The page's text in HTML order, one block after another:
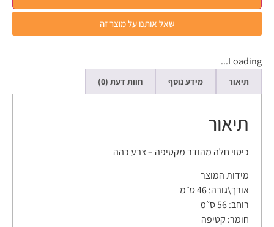
שאל אותנו על מוצר זה
Loading...
תיאור מידע נוסף חוות דעת (0)
תיאור
כיסוי חלה מהודר מקטיפה – צבע כהה
מידות המוצר
אורך\גובה:46 ס״מ
רוחב:56 ס״מ
חומר: קטיפה